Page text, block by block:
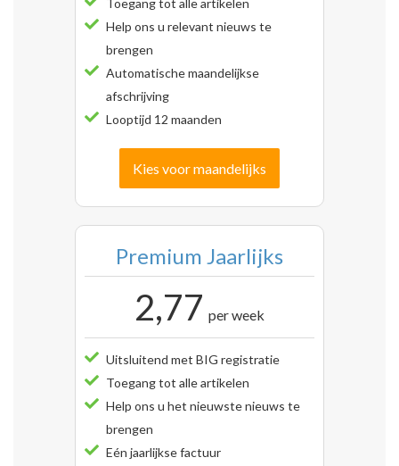
Help ons u relevant nieuws te
brengen
Automatische maandelijkse
afschrijving
Looptijd 12 maanden
Kies voor maandelijks
Premium Jaarlijks
2,77 per week
Uitsluitend met BIG registratie
Toegang tot alle artikelen
Help ons u het nieuwste nieuws te
brengen
Eén jaarlijkse factuur